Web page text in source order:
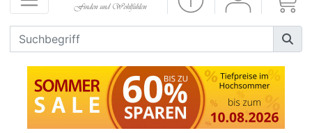
Anmelden
PREMIUM
Schnell
lieferbar